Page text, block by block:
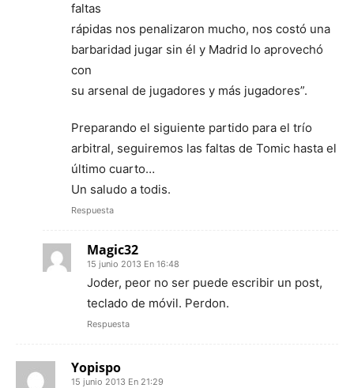
faltas
rápidas nos penalizaron mucho, nos costó una
barbaridad jugar sin él y Madrid lo aprovechó
con
su arsenal de jugadores y más jugadores”.
Preparando el siguiente partido para el trío
arbitral, seguiremos las faltas de Tomic hasta el
último cuarto…
Un saludo a todis.
Respuesta
Magic32
15 junio 2013 En 16:48
Joder, peor no ser puede escribir un post,
teclado de móvil. Perdon.
Respuesta
Yopispo
15 junio 2013 En 21:29